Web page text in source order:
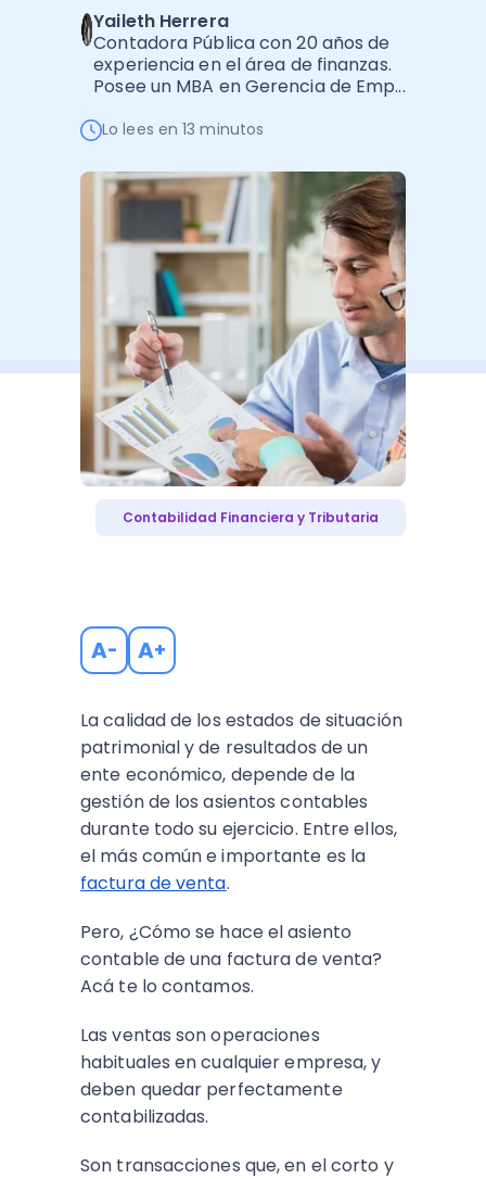
Administración Empresarial
Ver todo
Software Factura y Administración
Ver Todo
Yaileth Herrera
Contadora Pública con 20 años de
experiencia en el área de finanzas.
Posee un MBA en Gerencia de Emp...
Lo lees en 13 minutos
Contabilidad Financiera y Tributaria
A- A+
La calidad de los estados de situación
patrimonial y de resultados de un
ente económico, depende de la
gestión de los asientos contables
durante todo su ejercicio. Entre ellos,
el más común e importante es la
factura de venta.
Pero, ¿Cómo se hace el asiento
contable de una factura de venta?
Acá te lo contamos.
Las ventas son operaciones
habituales en cualquier empresa, y
deben quedar perfectamente
contabilizadas.
Son transacciones que, en el corto y